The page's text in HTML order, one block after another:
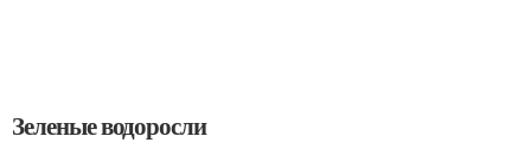
Зеленые водоросли